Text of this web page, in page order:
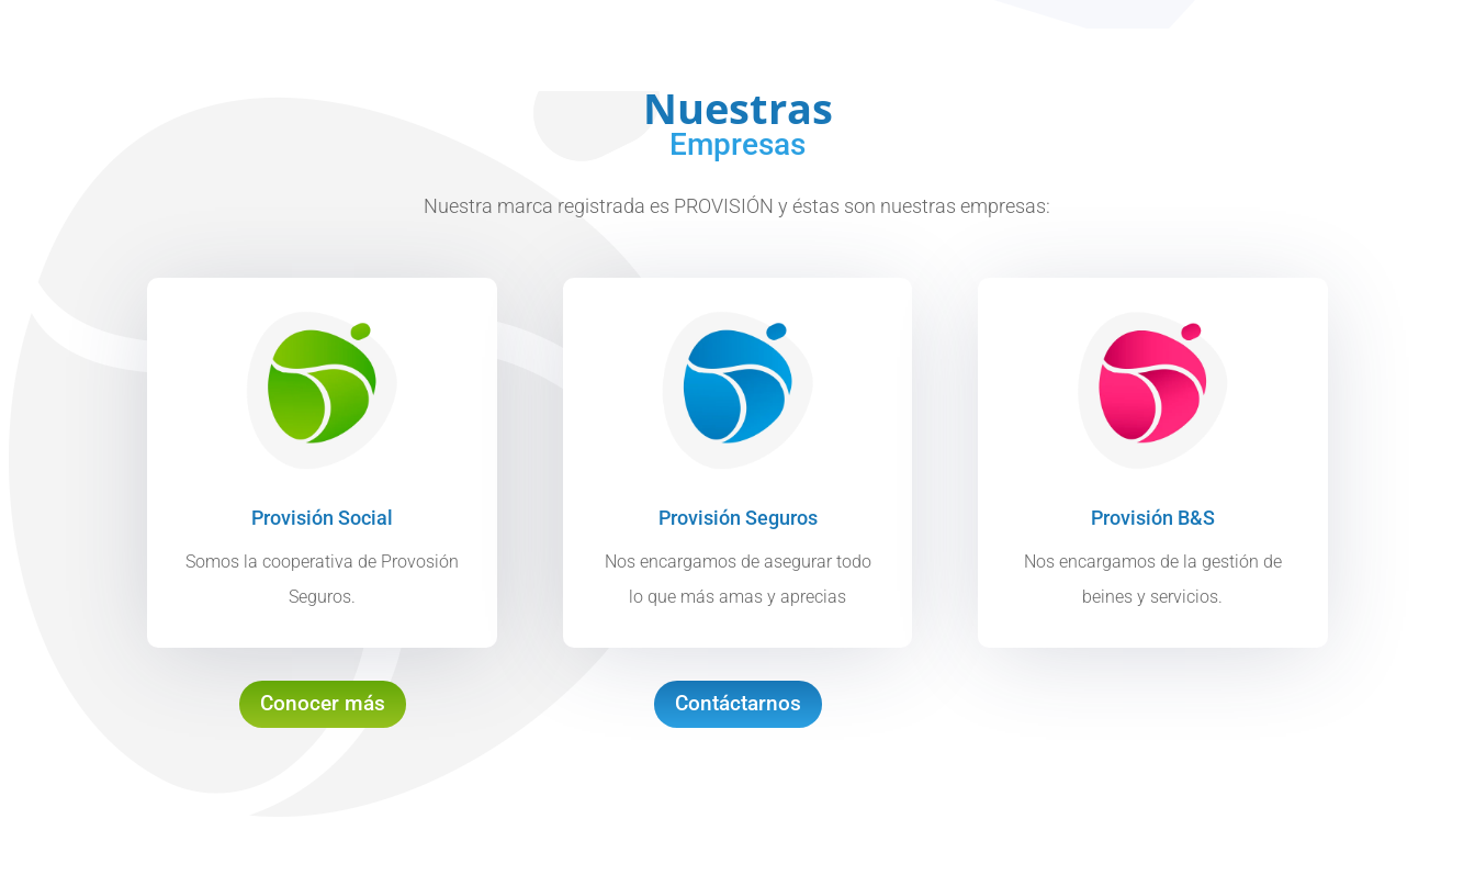
Nuestras
Empresas
Nuestra marca registrada es PROVISIÓN y éstas son nuestras empresas:
Provisión Social
Somos la cooperativa de Provosión
Seguros.
Conocer más
Provisión Seguros
Nos encargamos de asegurar todo
lo que más amas y aprecias
Contáctarnos
Provisión B&S
Nos encargamos de la gestión de
beines y servicios.